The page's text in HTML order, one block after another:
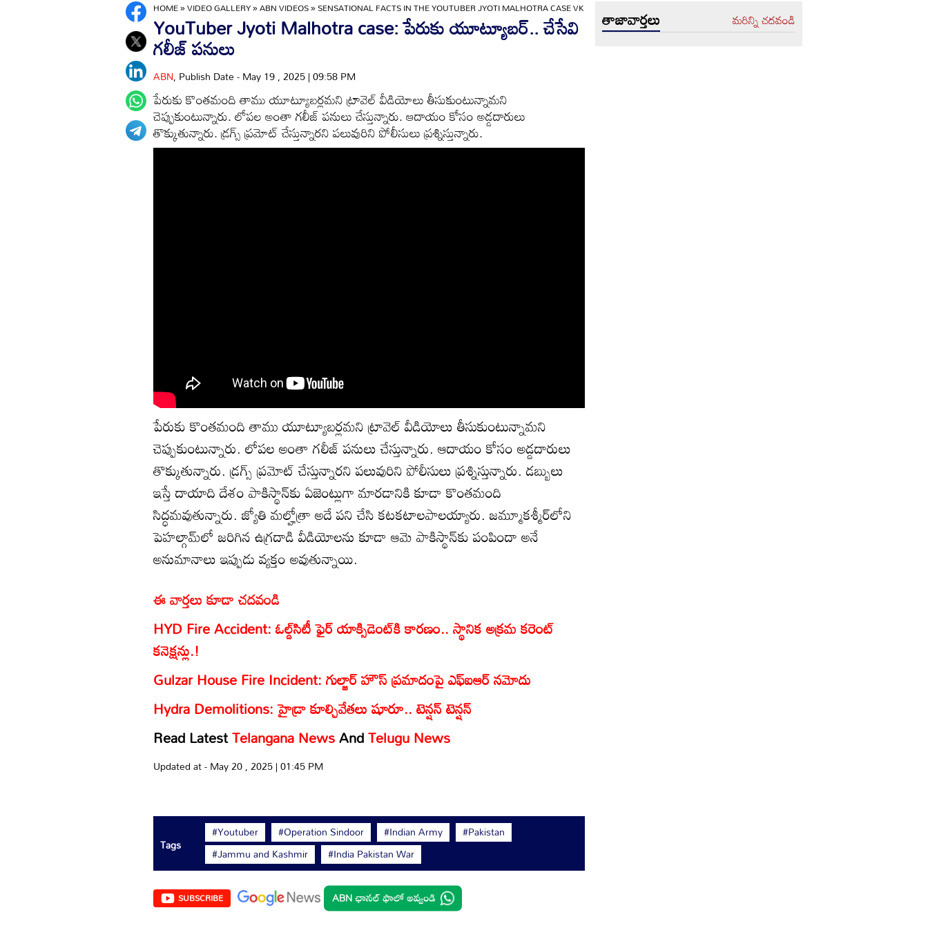
HOME»VIDEO GALLERY»ABN VIDEOS»SENSATIONAL FACTS IN THE YOUTUBER JYOTI MALHOTRA CASE VK
YouTuber Jyoti Malhotra case: పేరుకు యూట్యూబర్.. చేసేవి
గలీజ్ పనులు
ABN, Publish Date - May 19 , 2025 | 09:58 PM
పేరుకు కొంతమంది తాము యూట్యూబర్లమని ట్రావెల్ వీడియోలు తీసుకుంటున్నామని
చెప్పుకుంటున్నారు. లోపల అంతా గలీజ్ పనులు చేస్తున్నారు. ఆదాయం కోసం అడ్డదారులు
తొక్కుతున్నారు. డ్రగ్స్ ప్రమోట్ చేస్తున్నారని పలువురిని పోలీసులు ప్రశ్నిస్తున్నారు.
పేరుకు కొంతమంది తాము యూట్యూబర్లమని ట్రావెల్ వీడియోలు తీసుకుంటున్నామని
చెప్పుకుంటున్నారు. లోపల అంతా గలీజ్ పనులు చేస్తున్నారు. ఆదాయం కోసం అడ్డదారులు
తొక్కుతున్నారు. డ్రగ్స్ ప్రమోట్ చేస్తున్నారని పలువురిని పోలీసులు ప్రశ్నిస్తున్నారు. డబ్బులు
ఇస్తే దాయాది దేశం పాకిస్థాన్‌కు ఏజెంట్లుగా మారడానికి కూడా కొంతమంది
సిద్ధమవుతున్నారు. జ్యోతి మల్హోత్రా అదే పని చేసి కటకటాలపాలయ్యారు. జమ్మూకశ్మీర్‌లోని
పెహల్గామ్‌లో జరిగిన ఉగ్రదాడి వీడియోలను కూడా ఆమె పాకిస్థాన్‌కు పంపిందా అనే
అనుమానాలు ఇప్పుడు వ్యక్తం అవుతున్నాయి.
ఈ వార్తలు కూడా చదవండి
HYD Fire Accident: ఓల్డ్‌సిటీ ఫైర్ యాక్సిడెంట్‌కి కారణం.. స్థానిక అక్రమ కరెంట్‌
కనెక్షన్లు.!
Gulzar House Fire Incident: గుల్జార్ హౌస్ ప్రమాదంపై ఎఫ్‌ఐఆర్ నమోదు
Hydra Demolitions: హైడ్రా కూల్చివేతలు షూరూ.. టెన్షన్ టెన్షన్
Read LatestTelangana NewsAndTelugu News
Updated at - May 20 , 2025 | 01:45 PM
Tags
#Youtuber #Operation Sindoor #Indian Army
#Pakistan
#Jammu and Kashmir
#India Pakistan War
SUBSCRIBE
తాజావార్తలు మరిన్ని చదవండి